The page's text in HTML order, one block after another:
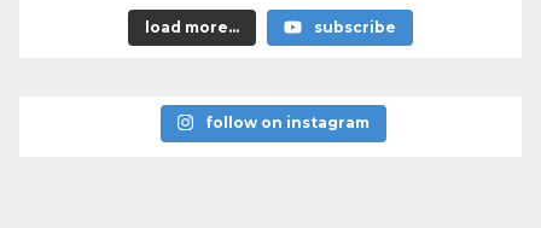
load more... subscribe
follow on instagram